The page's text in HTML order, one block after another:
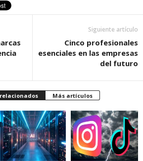
Siguiente artículo
Cinco profesionales
esenciales en las empresas
del futuro
Más artículos